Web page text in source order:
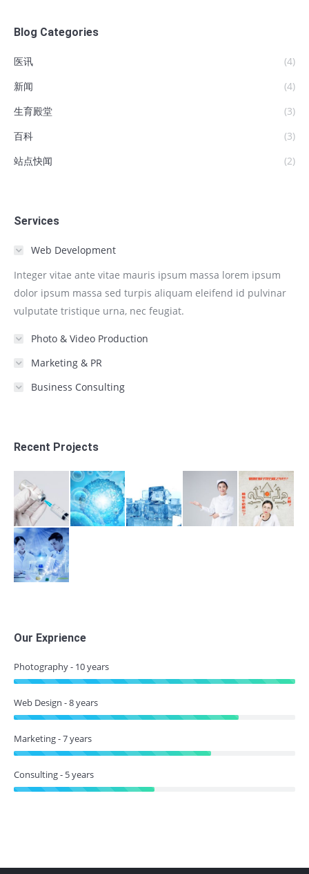
Blog Categories
医讯
(4)
新闻
(4)
生育殿堂
(3)
百科
(3)
站点快闻
(2)
Services
Web Development
Integer vitae ante vitae mauris ipsum massa lorem ipsum
dolor ipsum massa sed turpis aliquam eleifend id pulvinar
vulputate tristique urna, nec feugiat.
Photo & Video Production
Marketing & PR
Business Consulting
Recent Projects
Our Exprience
Photography - 10 years
Web Design - 8 years
Marketing - 7 years
Consulting - 5 years